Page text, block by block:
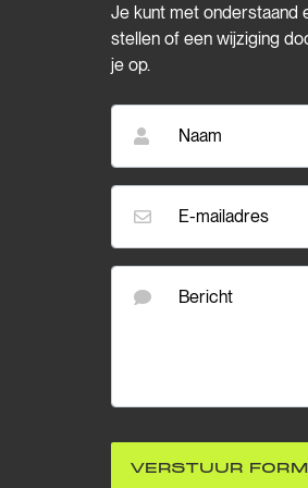
Je kunt met onderstaand
stellen of een wijziging
je op.
Naam
E-mailadres
Bericht
VERSTUUR